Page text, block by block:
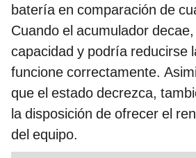
batería en comparación de
Cuando el acumulador
capacidad y podría reducirse
funcione correctamente.
que el estado decrezca,
la disposición de ofrecer el
del equipo.